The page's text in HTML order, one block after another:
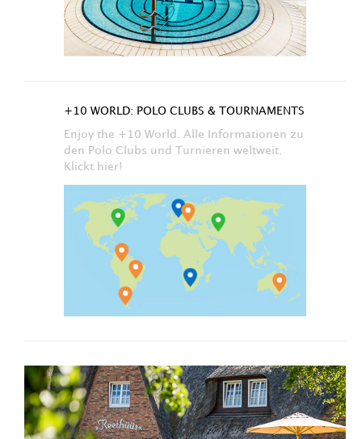
+10 WORLD: POLO CLUBS & TOURNAMENTS
Enjoy the +10 World. Alle Informationen zu
den Polo Clubs und Turnieren weltweit.
Klickt hier!